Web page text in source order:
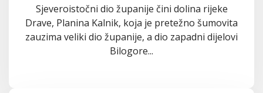
Sjeveroistočni dio županije čini dolina rijeke
Drave, Planina Kalnik, koja je pretežno šumovita
zauzima veliki dio županije, a dio zapadni dijelovi
Bilogore...